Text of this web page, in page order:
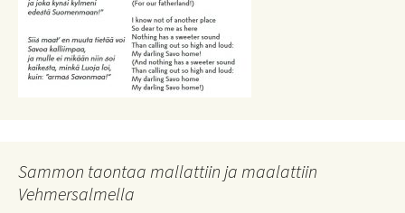
Sammon taontaa mallattiin ja maalattiin
Vehmersalmella